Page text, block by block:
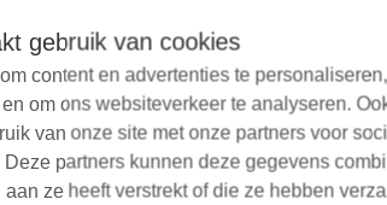
gebruik van cookies
content en advertenties te
om ons websiteverkeer te analyseren.
van onze site met onze partners voor
partners kunnen deze gegevens
ze heeft verstrekt of die ze hebben